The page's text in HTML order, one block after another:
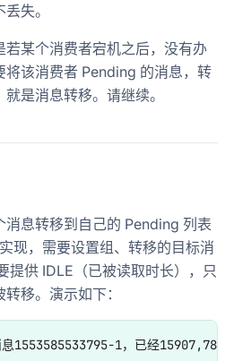
失。
若某个消费者宕机之后，没有办
将该消费者 Pending 的消息，转
是消息转移。请继续。
息转移到自己的 Pending 列表
现，需要设置组、转移的目标消
提供 IDLE（已被读取时长），只
移。演示如下：
1553585533795-1，已经